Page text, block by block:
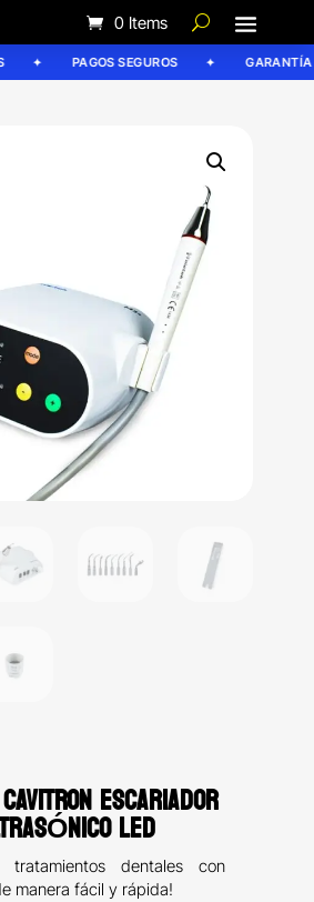
0 Items
PAGOS SEGUROS GARANTÍA
ESCARIADOR
LED
tratamientos dentales con
manera fácil y rápida!